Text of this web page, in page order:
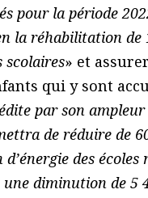
pour la période
la réhabilitation de
scolaires» et
qui y sont
par son ampleur
de réduire de
des écoles
une diminution de 5